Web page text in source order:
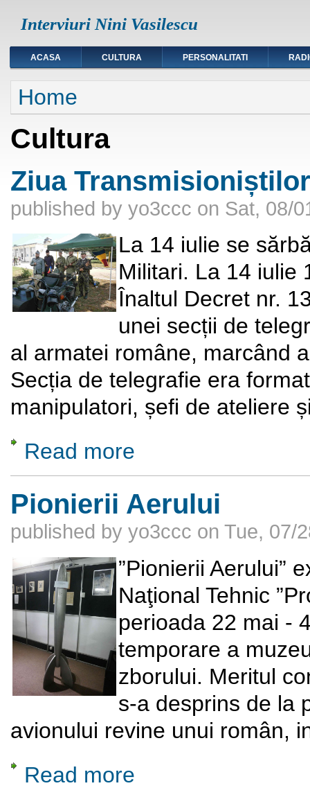
Interviuri Nini Vasilescu
ACASA CULTURA PERSONALITATI
You are here
Home
Cultura
Ziua
published by yo3ccc on Sat, 08/
La 14 iulie se
Militari. La 14 iulie
Înaltul Decret nr.
unei secții de
al armatei române, marcând
Secția de telegrafie era
manipulatori, șefi de ateliere
Read more
Pionierii Aerului
published by yo3ccc on Tue, 07/
”Pionierii Aerului”
Naţional Tehnic
perioada 22 mai -
temporare a
zborului. Meritul
s-a desprins de la
avionului revine unui român,
Read more